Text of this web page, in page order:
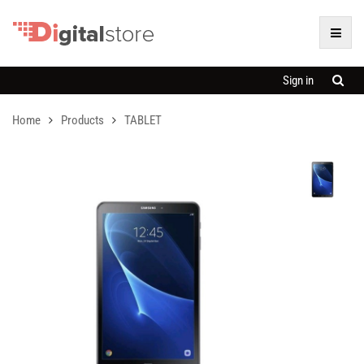
Sign in
Home Products TABLET